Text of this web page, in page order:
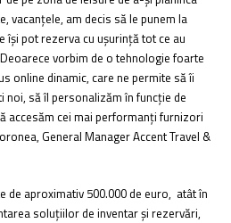
vacanțele, am decis să le punem la
pot rezerva cu ușurință tot ce au
vorbim de o tehnologie foarte
online dinamic, care ne permite să îi
noi, să îl personalizăm în funcție de
accesăm cei mai performanți furnizori
General Manager Accent Travel &
de aproximativ 500.000 de euro, atât în
soluțiilor de inventar și rezervări,